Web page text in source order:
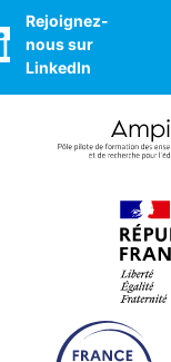
Rejoignez-
nous sur
LinkedIn